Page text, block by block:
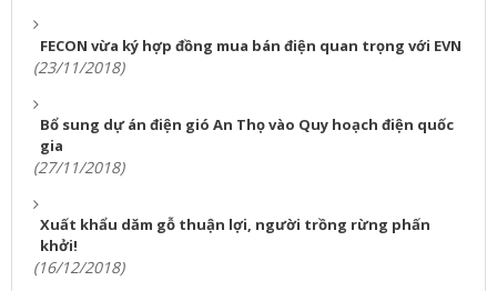
FECON vừa ký hợp đồng mua bán điện quan trọng với EVN
(23/11/2018)
Bổ sung dự án điện gió An Thọ vào Quy hoạch điện quốc
gia
(27/11/2018)
Xuất khẩu dăm gỗ thuận lợi, người trồng rừng phấn
khởi!
(16/12/2018)